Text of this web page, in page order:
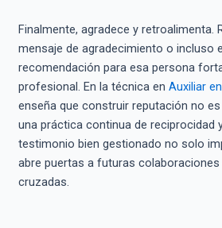
Finalmente, agradece y retroalimenta.
mensaje de agradecimiento o incluso
recomendación para esa persona
profesional. En la técnica en Auxiliar
enseña que construir reputación no
una práctica continua de reciprocidad
testimonio bien gestionado no solo
abre puertas a futuras
cruzadas.